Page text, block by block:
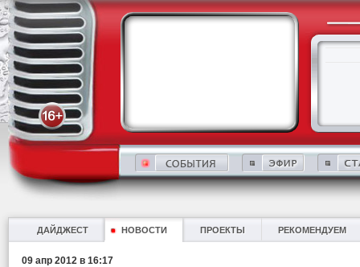
ДАЙДЖЕСТ НОВОСТИ ПРОЕКТЫ РЕКОМЕНДУЕМ
09 апр 2012 в 16:17